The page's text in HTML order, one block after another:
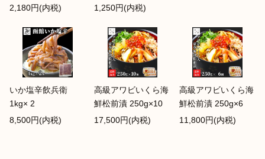
2,180円(内税)
1,250円(内税)
いか塩辛飲兵衛
1kg× 2
8,500円(内税)
高級アワビいくら海
鮮松前漬 250g×10
17,500円(内税)
高級アワビいくら海
鮮松前漬 250g×6
11,800円(内税)